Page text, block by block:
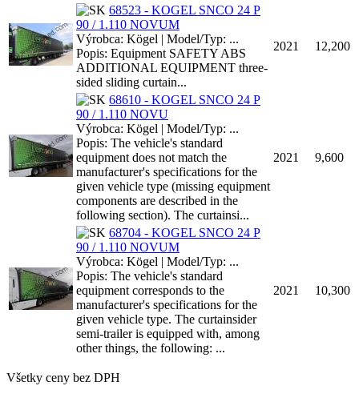
68523 - KOGEL SNCO 24 P
90 / 1.110 NOVUM
Výrobca: Kögel | Model/Typ: ...
Popis: Equipment SAFETY ABS
ADDITIONAL EQUIPMENT three-
sided sliding curtain...
2021 12,200
68610 - KOGEL SNCO 24 P
90 / 1.110 NOVU
Výrobca: Kögel | Model/Typ: ...
Popis: The vehicle's standard
equipment does not match the
manufacturer's specifications for the
given vehicle type (missing equipment
components are described in the
following section). The curtainsi...
2021 9,600
68704 - KOGEL SNCO 24 P
90 / 1.110 NOVUM
Výrobca: Kögel | Model/Typ: ...
Popis: The vehicle's standard
equipment corresponds to the
manufacturer's specifications for the
given vehicle type. The curtainsider
semi-trailer is equipped with, among
other things, the following: ...
2021 10,300
Všetky ceny bez DPH